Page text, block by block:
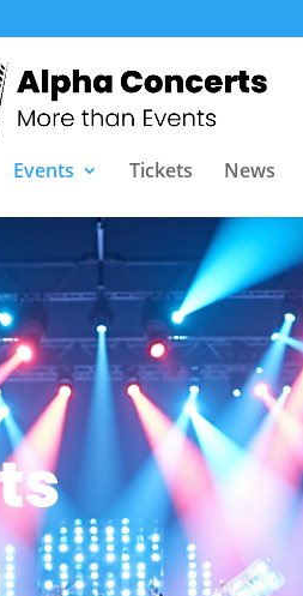
Events Tickets News